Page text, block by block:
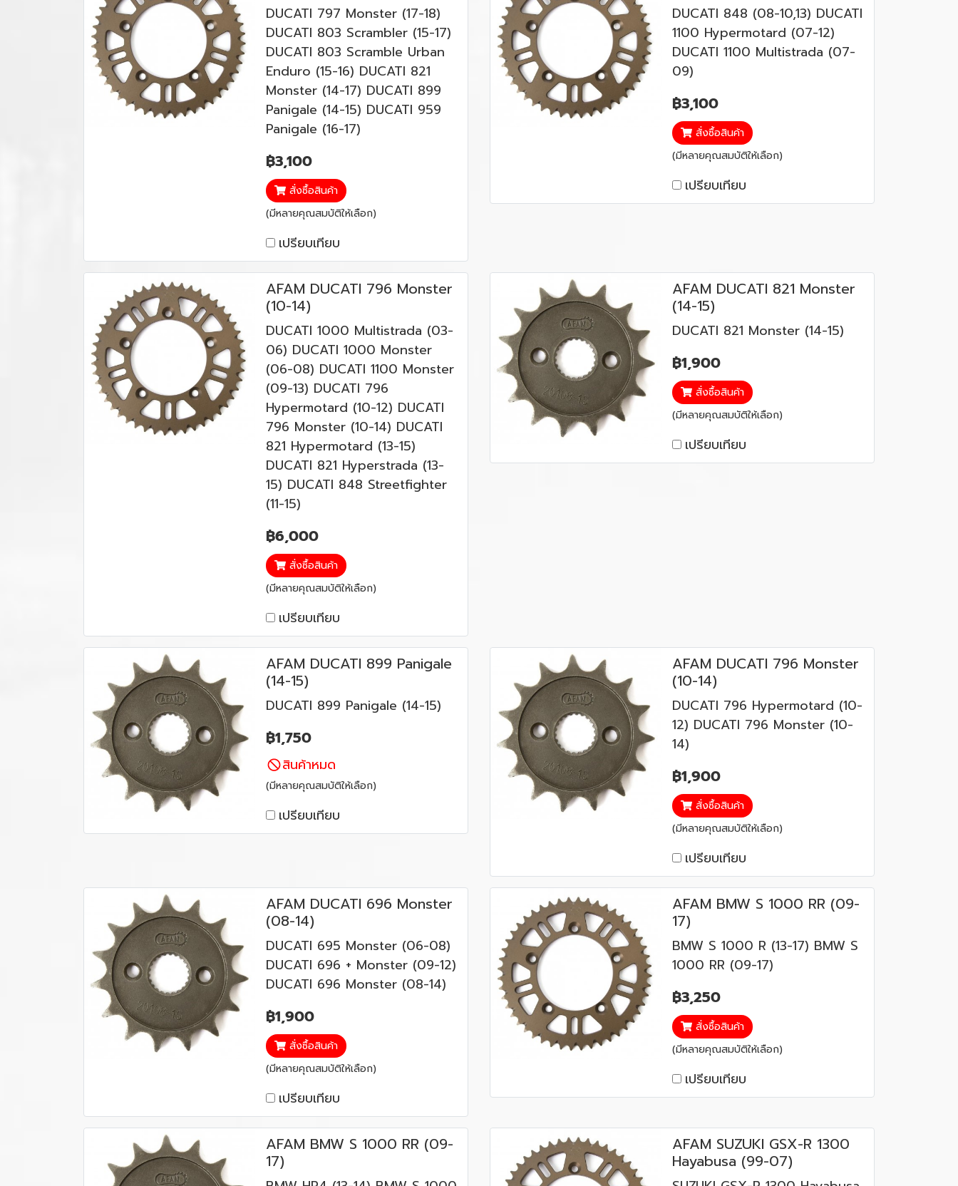
DUCATI 797 Monster (17-18)
DUCATI 803 Scrambler (15-17)
DUCATI 803 Scramble Urban
Enduro (15-16) DUCATI 821
Monster (14-17) DUCATI 899
Panigale (14-15) DUCATI 959
Panigale (16-17)
฿3,100
สั่งซื้อสินค้า
(มีหลายคุณสมบัติให้เลือก)
เปรียบเทียบ
DUCATI 848 (08-10,13) DUCATI
1100 Hypermotard (07-12)
DUCATI 1100 Multistrada (07-
09)
฿3,100
สั่งซื้อสินค้า
(มีหลายคุณสมบัติให้เลือก)
เปรียบเทียบ
AFAM DUCATI 796 Monster
(10-14)
DUCATI 1000 Multistrada (03-
06) DUCATI 1000 Monster
(06-08) DUCATI 1100 Monster
(09-13) DUCATI 796
Hypermotard (10-12) DUCATI
796 Monster (10-14) DUCATI
821 Hypermotard (13-15)
DUCATI 821 Hyperstrada (13-
15) DUCATI 848 Streetfighter
(11-15)
฿6,000
สั่งซื้อสินค้า
(มีหลายคุณสมบัติให้เลือก)
เปรียบเทียบ
AFAM DUCATI 821 Monster
(14-15)
DUCATI 821 Monster (14-15)
฿1,900
สั่งซื้อสินค้า
(มีหลายคุณสมบัติให้เลือก)
เปรียบเทียบ
AFAM DUCATI 899 Panigale
(14-15)
DUCATI 899 Panigale (14-15)
฿1,750
สินค้าหมด
(มีหลายคุณสมบัติให้เลือก)
เปรียบเทียบ
AFAM DUCATI 796 Monster
(10-14)
DUCATI 796 Hypermotard (10-
12) DUCATI 796 Monster (10-
14)
฿1,900
สั่งซื้อสินค้า
(มีหลายคุณสมบัติให้เลือก)
เปรียบเทียบ
AFAM DUCATI 696 Monster
(08-14)
DUCATI 695 Monster (06-08)
DUCATI 696 + Monster (09-12)
DUCATI 696 Monster (08-14)
฿1,900
สั่งซื้อสินค้า
(มีหลายคุณสมบัติให้เลือก)
เปรียบเทียบ
AFAM BMW S 1000 RR (09-
17)
BMW S 1000 R (13-17) BMW S
1000 RR (09-17)
฿3,250
สั่งซื้อสินค้า
(มีหลายคุณสมบัติให้เลือก)
เปรียบเทียบ
AFAM BMW S 1000 RR (09-
17)
AFAM SUZUKI GSX-R 1300
Hayabusa (99-07)